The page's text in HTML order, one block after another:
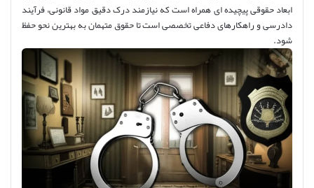
ابعاد حقوقی پیچیده ای همراه است که نیازمند درک دقیق مواد قانونی، فرآیند
دادرسی و راهکارهای دفاعی تخصصی است تا حقوق متهمان به بهترین نحو حفظ
شود.